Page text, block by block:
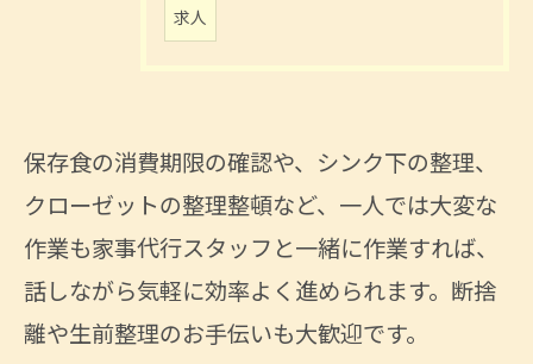
求人
保存食の消費期限の確認や、シンク下の整理、
クローゼットの整理整頓など、一人では大変な
作業も家事代行スタッフと一緒に作業すれば、
話しながら気軽に効率よく進められます。断捨
離や生前整理のお手伝いも大歓迎です。